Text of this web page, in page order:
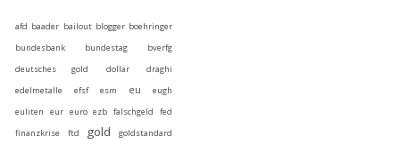
afd baader bailout blogger boehringer
bundesbank
bundestag
bverfg
deutsches gold
dollar
draghi
edelmetalle
efsf esm eu
eugh
euliten
eur euro ezb falschgeld
fed
finanzkrise
ftd gold
goldstandard